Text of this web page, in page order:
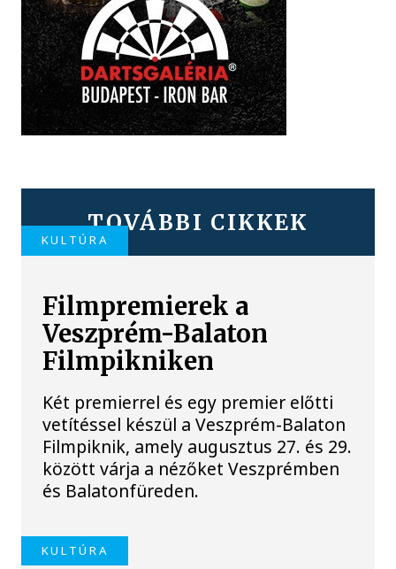
TOVÁBBI CIKKEK
KULTÚRA
Filmpremierek a
Veszprém-Balaton
Filmpikniken
Két premierrel és egy premier előtti
vetítéssel készül a Veszprém-Balaton
Filmpiknik, amely augusztus 27. és 29.
között várja a nézőket Veszprémben
és Balatonfüreden.
KULTÚRA